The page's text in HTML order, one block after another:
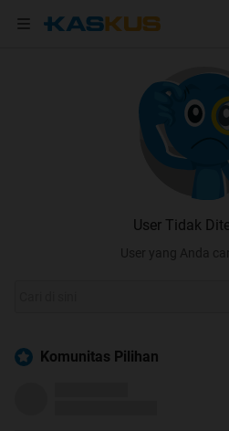
User Tidak
User yang Anda
Komunitas Pilihan